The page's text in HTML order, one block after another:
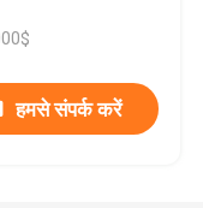
हमसे संपर्क करें
10 16 25 35 वर्ग मिमी बिजली केबल के लिए अर्ध स्वचालित केबल रोलिंग मशीन